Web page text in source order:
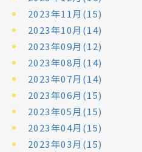
2023年11月(15)
2023年10月(14)
2023年09月(12)
2023年08月(14)
2023年07月(14)
2023年06月(15)
2023年05月(15)
2023年04月(15)
2023年03月(15)